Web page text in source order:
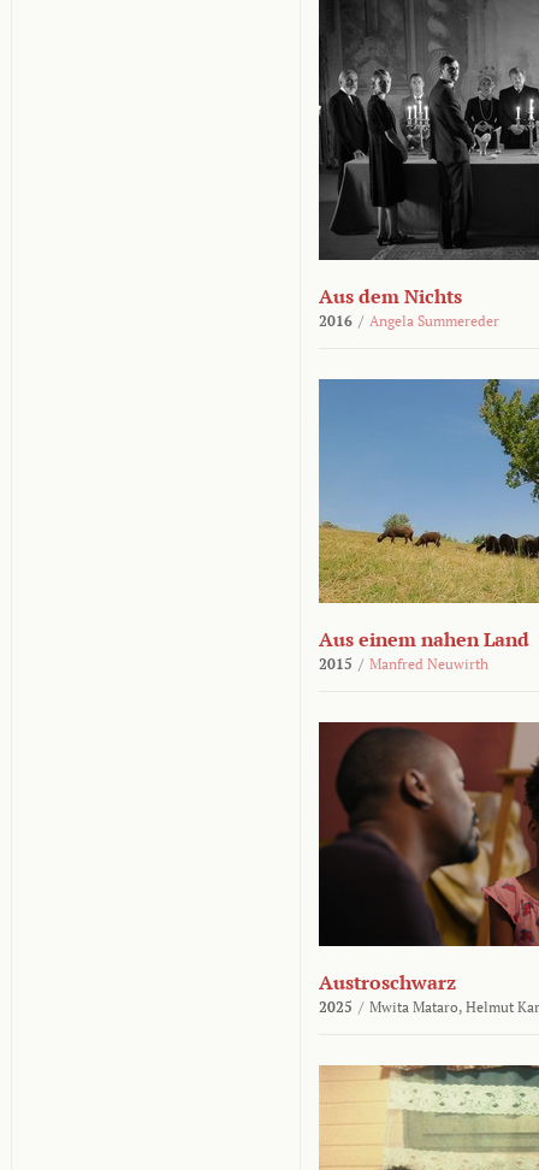
Aus dem Nichts
2016 / Angela Summereder
Aus einem nahen Land
2015 / Manfred Neuwirth
Austroschwarz
2025 / Mwita Mataro, Helmut